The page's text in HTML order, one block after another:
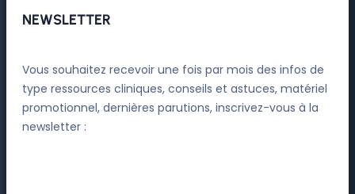
NEWSLETTER
Vous souhaitez recevoir une fois par mois des infos de
type ressources cliniques, conseils et astuces, matériel
promotionnel, dernières parutions, inscrivez-vous à la
newsletter :